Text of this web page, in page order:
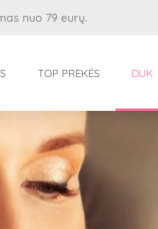
nuo 79 eurų.
TOP PREKĖS DUK